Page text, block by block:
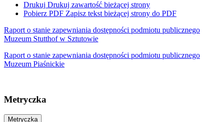
Drukuj Drukuj zawartość bieżącej strony
Pobierz PDF Zapisz tekst bieżącej strony do PDF
Raport o stanie zapewniania dostępności podmiotu publicznego
Muzeum Stutthof w Sztutowie
Raport o stanie zapewniania dostępności podmiotu publicznego
Muzeum Piaśnickie
Metryczka
Metryczka